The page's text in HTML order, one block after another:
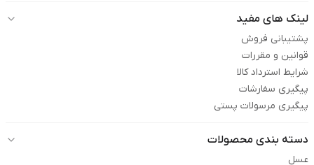
لینک های مفید
پشتیبانی فروش
قوانین و مقررات
شرایط استرداد کالا
پیگیری سفارشات
پیگیری مرسولات پستی
دسته بندی محصولات
عسل